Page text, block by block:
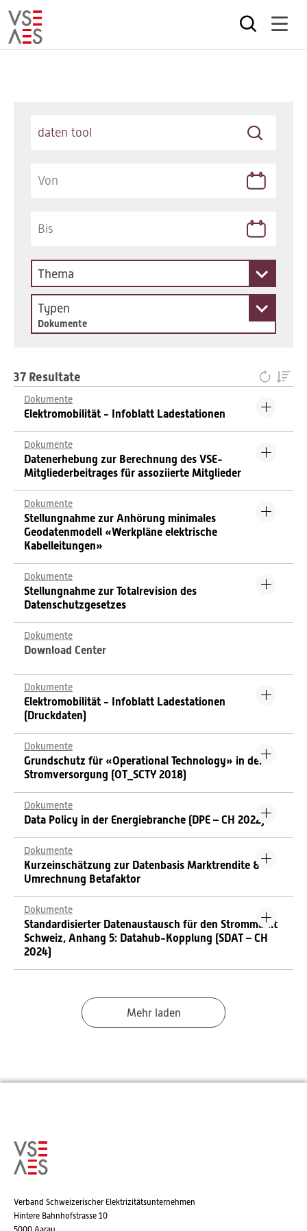
Thema
Typen
Dokumente
37 Resultate
Dokumente
Elektromobilität - Infoblatt Ladestationen
Dokumente
Datenerhebung zur Berechnung des VSE-
Mitgliederbeitrages für assoziierte Mitglieder
Dokumente
Stellungnahme zur Anhörung minimales
Geodatenmodell «Werkpläne elektrische
Kabelleitungen»
Dokumente
Stellungnahme zur Totalrevision des
Datenschutzgesetzes
Dokumente
Download Center
Dokumente
Elektromobilität - Infoblatt Ladestationen
(Druckdaten)
Dokumente
Grundschutz für «Operational Technology» in der
Stromversorgung (OT_SCTY 2018)
Dokumente
Data Policy in der Energiebranche (DPE – CH 2022)
Dokumente
Kurzeinschätzung zur Datenbasis Marktrendite &
Umrechnung Betafaktor
Dokumente
Standardisierter Datenaustausch für den Strommarkt
Schweiz, Anhang 5: Datahub-Kopplung (SDAT – CH
2024)
Mehr laden
Verband Schweizerischer Elektrizitätsunternehmen
Hintere Bahnhofstrasse 10